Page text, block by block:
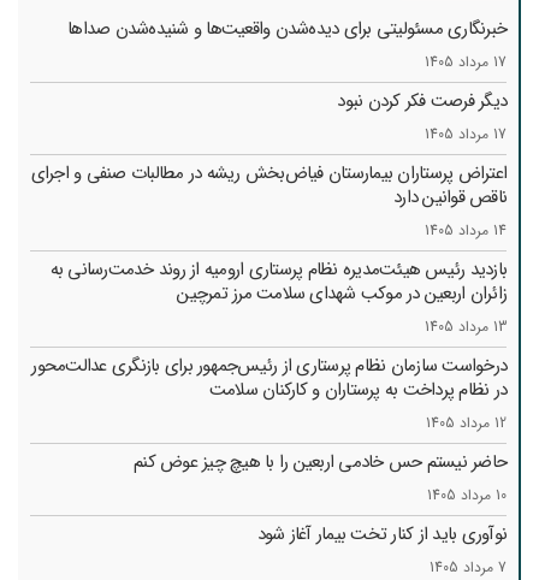
خبرنگاری مسئولیتی برای دیده‌شدن واقعیت‌ها و شنیده‌شدن صداها
17 مرداد 1405
دیگر فرصت فکر کردن نبود
17 مرداد 1405
اعتراض پرستاران بیمارستان فیاض‌بخش ریشه در مطالبات صنفی و اجرای
ناقص قوانین دارد
14 مرداد 1405
بازدید رئیس هیئت‌مدیره نظام پرستاری ارومیه از روند خدمت‌رسانی به
زائران اربعین در موکب شهدای سلامت مرز تمرچین
13 مرداد 1405
درخواست سازمان نظام پرستاری از رئیس‌جمهور برای بازنگری عدالت‌محور
در نظام پرداخت به پرستاران و کارکنان سلامت
12 مرداد 1405
حاضر نیستم حس خادمی اربعین را با هیچ چیز عوض کنم
10 مرداد 1405
نوآوری باید از کنار تخت بیمار آغاز شود
7 مرداد 1405